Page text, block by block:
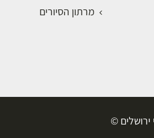
מרתון הסיורים
ירושלים ©